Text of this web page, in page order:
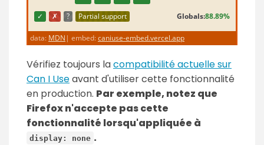
Vérifiez toujours lacompatibilité actuelle sur
Can I Useavant d'utiliser cette fonctionnalité
en production. Par exemple, notez que
Firefox n'accepte pas cette
fonctionnalité lorsqu'appliquée à
display: none .